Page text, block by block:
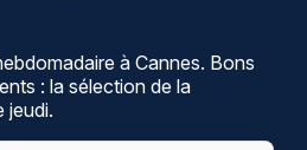
à Cannes. Bons
: la sélection de la
jeudi.